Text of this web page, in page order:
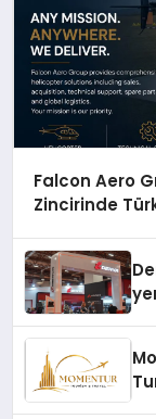
Falcon Aero
Zincirinde